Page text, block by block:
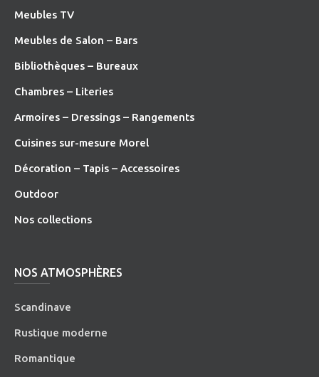
Meubles TV
Meubles de Salon – Bars
Bibliothèques – Bureaux
Chambres – Literies
Armoires – Dressings – Rangements
Cuisines sur-mesure Morel
Décoration – Tapis – Accessoires
Outdoor
Nos collections
NOS ATMOSPHÈRES
Scandinave
Rustique moderne
Romantique